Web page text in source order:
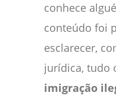
conhece
conteúdo foi
esclarecer,
jurídica, tudo
imigração